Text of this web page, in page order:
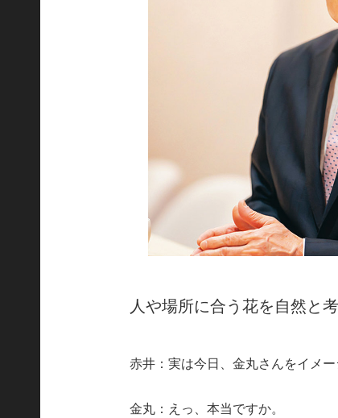
人や場所に合う花を自然と
赤井：実は今日、金丸さんをイメ
金丸：えっ、本当ですか。